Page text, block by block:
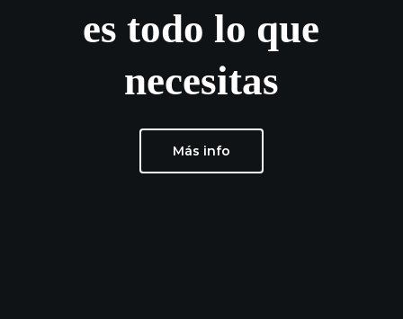
es todo lo que
necesitas
Más info